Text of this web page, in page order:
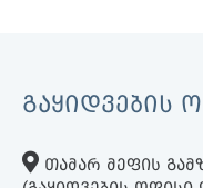
ᲒᲐᲧᲘᲓᲕᲔᲑᲘᲡ
ᲗᲐᲛᲐᲠ ᲛᲔᲤᲘᲡ